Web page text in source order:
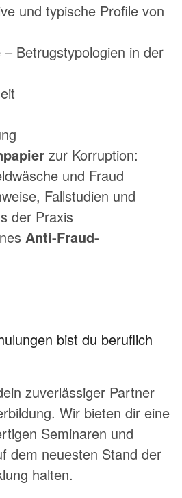
und typische Profile von
– Betrugstypologien in der
zur Korruption:
und Fraud
Fallstudien und
der Praxis
Anti-Fraud-
bist du beruflich
zuverlässiger Partner
Wir bieten dir eine
Seminaren und
dem neuesten Stand der
halten.